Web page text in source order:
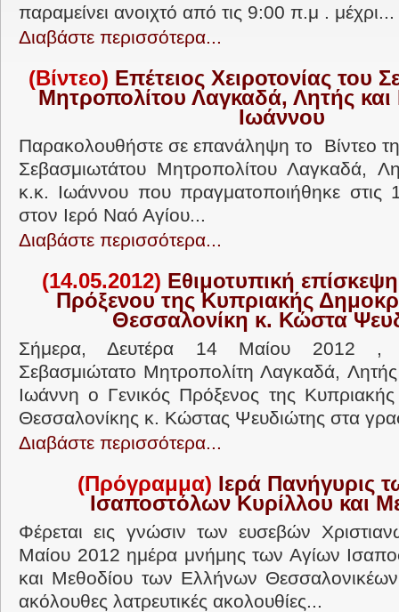
παραμείνει ανοιχτό από τις 9:00 π.μ . μέχρι...
Διαβάστε περισσότερα...
(Βίντεο) Επέτειος Χειροτονίας του
Μητροπολίτου Λαγκαδά, Λητής και
Ιωάννου
Παρακολουθήστε σε επανάληψη το Βίντεο
Σεβασμιωτάτου Μητροπολίτου Λαγκαδά,
κ.κ. Ιωάννου που πραγματοποιήθηκε
στον Ιερό Ναό Αγίου...
Διαβάστε περισσότερα...
(14.05.2012) Εθιμοτυπική
Πρόξενου της Κυπριακής
Θεσσαλονίκη κ. Κώστα
Σήμερα, Δευτέρα 14 Μαίου 2012 ,
Σεβασμιώτατο Μητροπολίτη Λαγκαδά, Λητής
Ιωάννη ο Γενικός Πρόξενος της
Θεσσαλονίκης κ. Κώστας Ψευδιώτης στα
Διαβάστε περισσότερα...
(Πρόγραμμα) Ιερά Πανήγυρις
Ισαποστόλων Κυρίλλου και
Φέρεται εις γνώσιν των ευσεβών
Μαίου 2012 ημέρα μνήμης των Αγίων
και Μεθοδίου των Ελλήνων
ακόλουθες λατρευτικές ακολουθίες...